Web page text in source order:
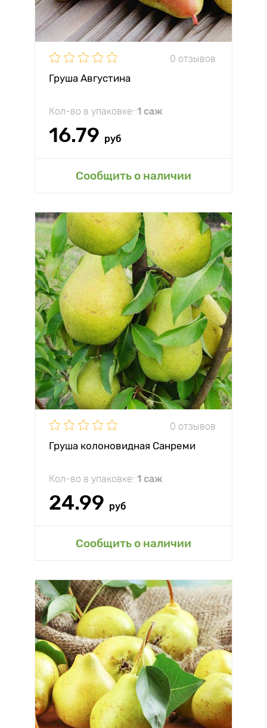
0 отзывов
Груша Августина
Кол-во в упаковке: 1 саж
16.79 руб
Сообщить о наличии
0 отзывов
Груша колоновидная Санреми
Кол-во в упаковке: 1 саж
24.99 руб
Сообщить о наличии